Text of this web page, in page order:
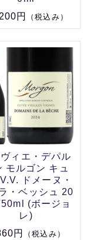
円
（税込み）
ィエ・デパル
モルゴン キュ
ドメーヌ・
・ベッシュ 20
(ボージョ
レ)
円
（税込み）